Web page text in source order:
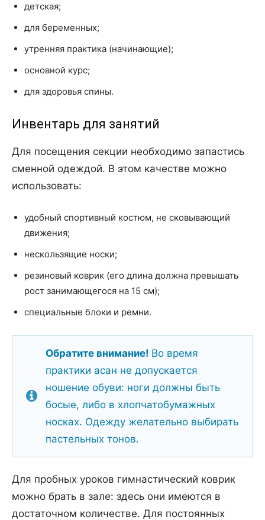
детская;
для беременных;
утренняя практика (начинающие);
основной курс;
для здоровья спины.
Инвентарь для занятий
Для посещения секции необходимо запастись
сменной одеждой. В этом качестве можно
использовать:
удобный спортивный костюм, не сковывающий
движения;
нескользящие носки;
резиновый коврик (его длина должна превышать
рост занимающегося на 15 см);
специальные блоки и ремни.
Обратите внимание! Во время
практики асан не допускается
ношение обуви: ноги должны быть
босые, либо в хлопчатобумажных
носках. Одежду желательно выбирать
пастельных тонов.
Для пробных уроков гимнастический коврик
можно брать в зале: здесь они имеются в
достаточном количестве. Для постоянных